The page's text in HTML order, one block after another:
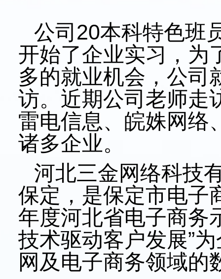
公司 20本科特色班
开始了企业实习，为
多的就业机会，公司
访。近期公司老师走
雷电信息、皖姝网络
诸多企业。
河北三金网络科技
保定，是保定市电子
年度河北省电子商务
技术驱动客户发展”
网及电子商务领域的